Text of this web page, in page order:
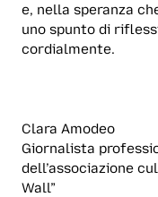
e, nella speranza
uno spunto di
cordialmente.
Clara Amodeo
Giornalista
dell’associazione
Wall”